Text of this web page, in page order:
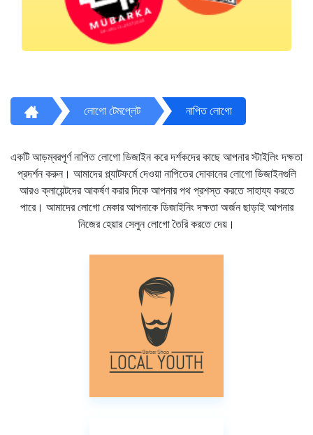
লোগো টেমপ্লেট নাপিত লোগো
একটি আড়ম্বরপূর্ণ নাপিত লোগো ডিজাইন করে দর্শকদের কাছে আপনার স্টাইলিং দক্ষতা
প্রদর্শন করুন। আমাদের প্ল্যাটফর্মে দেওয়া নাপিতের দোকানের লোগো ডিজাইনগুলি
আরও ক্লায়েন্টদের আকর্ষণ করার দিকে আপনার পথ প্রশস্ত করতে সাহায্য করতে
পারে। আমাদের লোগো মেকার আপনাকে ডিজাইনিং দক্ষতা অর্জন ছাড়াই আপনার
নিজের হেয়ার সেলুন লোগো তৈরি করতে দেয়।